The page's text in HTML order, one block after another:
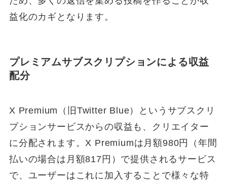
益化のカギとなります。
プレミアムサブスクリプションによる収益
配分
X Premium（旧Twitter Blue）というサブスクリ
プションサービスからの収益も、クリエイター
に分配されます。X Premiumは月額980円（年間
払いの場合は月額817円）で提供されるサービス
で、ユーザーはこれに加入することで様々な特